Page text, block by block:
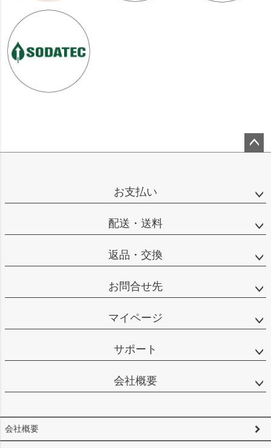
お支払い
配送・送料
返品・交換
お問合せ先
マイページ
サポート
会社概要
会社概要